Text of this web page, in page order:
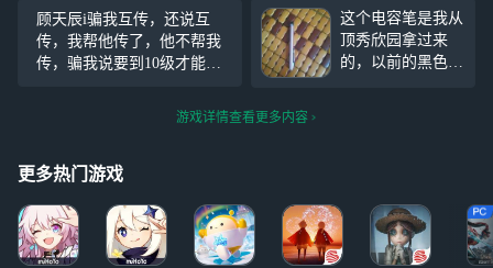
现在有些农村人和农批跑到
永劫手游拉低我们的素质 农
批滚
顾天辰i骗我互传，还说互
传，我帮他传了，他不帮我
传，骗我说要到10级才能
了，后来又改名陈猖生，改
到都恶心，想把我的帐号注
这个电容笔是我从
顶秀欣园拿过来
的，以前的黑色电
游戏详情查看更多内容
更多热门游戏